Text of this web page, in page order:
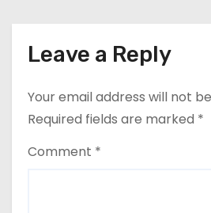
Leave a Reply
Your email address will not
Required fields are marked *
Comment *